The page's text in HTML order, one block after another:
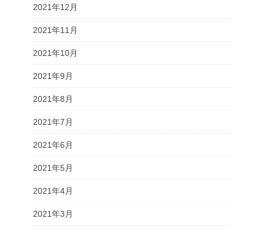
2021年12月
2021年11月
2021年10月
2021年9月
2021年8月
2021年7月
2021年6月
2021年5月
2021年4月
2021年3月